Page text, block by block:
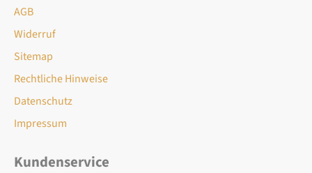
AGB
Widerruf
Sitemap
Rechtliche Hinweise
Datenschutz
Impressum
Kundenservice